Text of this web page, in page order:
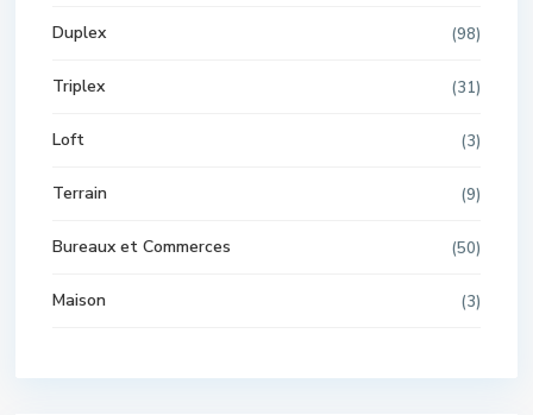
Duplex (98)
Triplex (31)
Loft (3)
Terrain (9)
Bureaux et Commerces (50)
Maison (3)